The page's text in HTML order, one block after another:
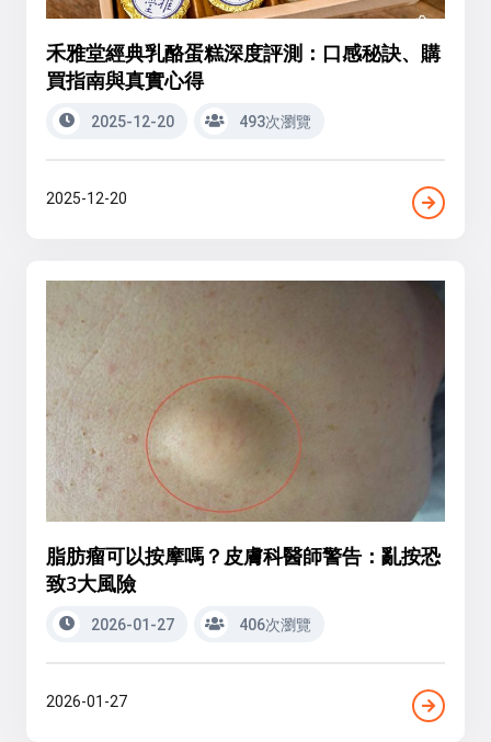
禾雅堂經典乳酪蛋糕深度評測：口感秘訣、購
買指南與真實心得
2025-12-20 493次瀏覽
2025-12-20
脂肪瘤可以按摩嗎？皮膚科醫師警告：亂按恐
致3大風險
2026-01-27 406次瀏覽
2026-01-27